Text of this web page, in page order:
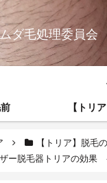
ムダ毛処理委員会
【トリ
【トリア】脱毛
ー脱毛器トリアの効果